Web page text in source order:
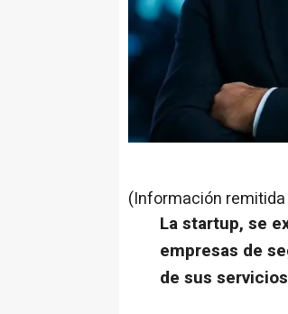
(Información
La startup, se
empresas de
de sus servicios